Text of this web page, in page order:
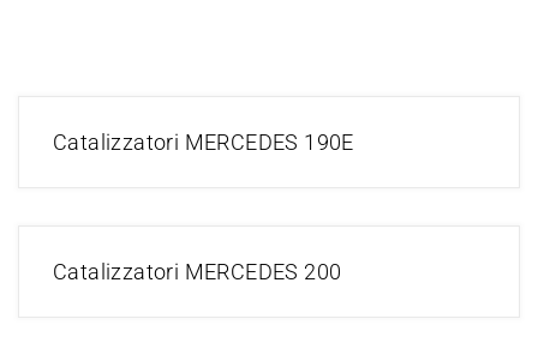
Catalizzatori MERCEDES 190E
Catalizzatori MERCEDES 200